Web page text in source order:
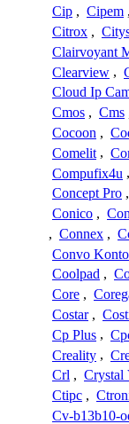
Cip , Cipem ,
Citrox ,
Clairvoyant
Clearview ,
Cloud Ip
Cmos , Cms
Cocoon ,
Comelit ,
Compufix4u ,
Concept Pro ,
Conico ,
, Connex ,
Convo
Coolpad ,
Core ,
Costar ,
Cp Plus ,
Creality ,
Crl , Crystal
Ctipc ,
Cv-b13b10-